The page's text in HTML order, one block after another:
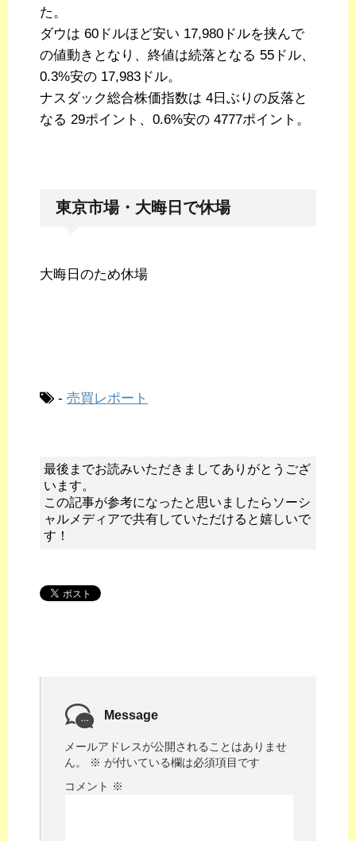
た。
ダウは 60ドルほど安い 17,980ドルを挟んで
の値動きとなり、終値は続落となる 55ドル、
0.3%安の 17,983ドル。
ナスダック総合株価指数は 4日ぶりの反落と
なる 29ポイント、0.6%安の 4777ポイント。
東京市場・大晦日で休場
大晦日のため休場
- 売買レポート
最後までお読みいただきましてありがとうござ
います。
この記事が参考になったと思いましたらソーシ
ャルメディアで共有していただけると嬉しいで
す！
Message
メールアドレスが公開されることはありませ
ん。
※ が付いている欄は必須項目です
コメント ※